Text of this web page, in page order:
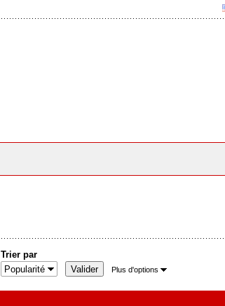
Trier par
Plus d'options